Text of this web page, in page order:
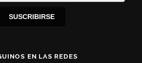
SUSCRIBIRSE
EN LAS REDES